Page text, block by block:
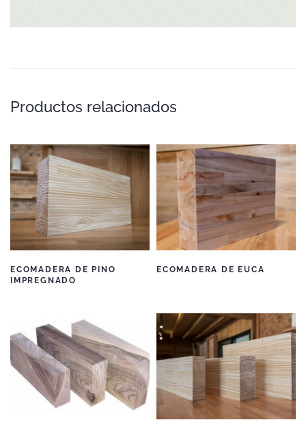
Productos relacionados
ECOMADERA DE PINO
IMPREGNADO
ECOMADERA DE EUCA